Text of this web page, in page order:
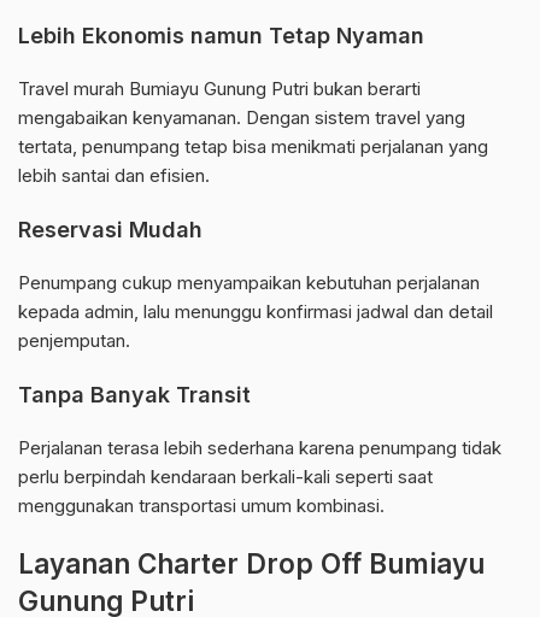
Lebih Ekonomis namun Tetap Nyaman
Travel murah Bumiayu Gunung Putri bukan berarti
mengabaikan kenyamanan. Dengan sistem travel yang
tertata, penumpang tetap bisa menikmati perjalanan yang
lebih santai dan efisien.
Reservasi Mudah
Penumpang cukup menyampaikan kebutuhan perjalanan
kepada admin, lalu menunggu konfirmasi jadwal dan detail
penjemputan.
Tanpa Banyak Transit
Perjalanan terasa lebih sederhana karena penumpang tidak
perlu berpindah kendaraan berkali-kali seperti saat
menggunakan transportasi umum kombinasi.
Layanan Charter Drop Off Bumiayu
Gunung Putri